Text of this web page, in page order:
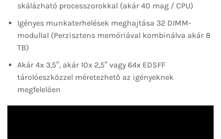
skálázható processzorokkal (akár 40 mag / CPU)
Igényes munkaterhelések meghajtása 32 DIMM-
modullal (Perzisztens memóriával kombinálva akár 8
TB)
Akár 4x 3,5″, akár 10x 2,5″ vagy 64x EDSFF
tárolóeszközzel méretezhető az igényeknek
megfelelően